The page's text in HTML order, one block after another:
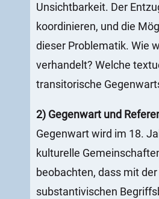
Unsichtbarkeit. Der
koordinieren, und die
dieser Problematik. Wie
verhandelt? Welche
transitorische
2) Gegenwart und
Gegenwart wird im 18.
kulturelle
beobachten, dass mit
substantivischen